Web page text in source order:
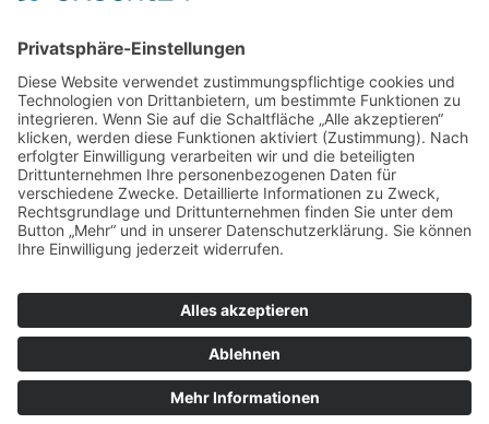
ALLGEMEIN
AUGENÄRZTE
AUGENÄRZTE
AUGENARZT NOTDIENST
© Copyright Mein-Augenarzt.org 2026